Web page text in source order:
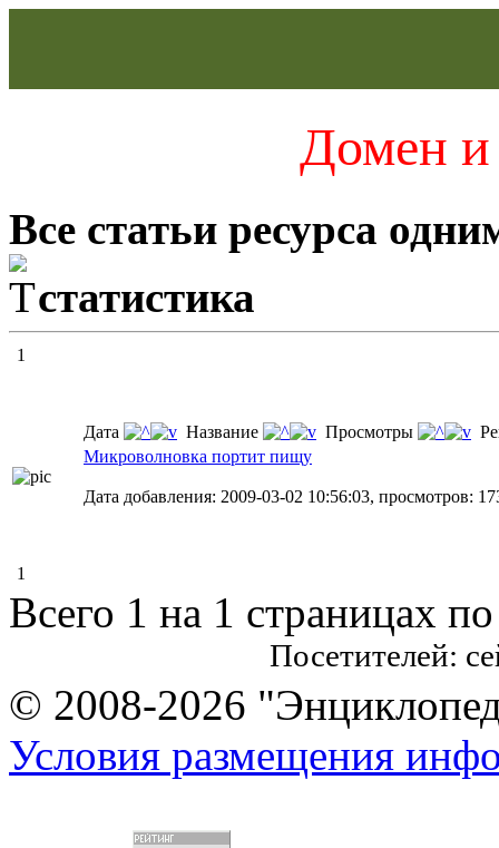
Домен и
Все статьи ресурса
статистика
1
Дата Название Просмотры
Микроволновка портит пищу
Дата добавления: 2009-03-02 10:56:03, просмотров:
1
Всего 1 на 1 страницах
Посетителей:
© 2008-2026
Условия размещения